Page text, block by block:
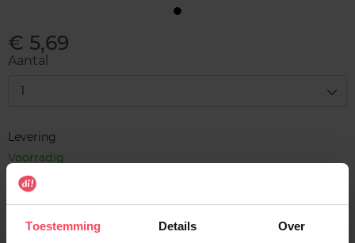
Toestemming Details Over
€ 5,69
Aantal
1
Levering
Voorradig
Gratis levering bij aankoop van min. 35€.